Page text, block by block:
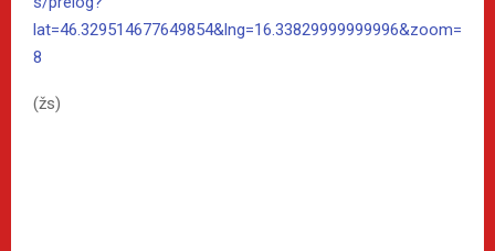
lat=46.329514677649854&lng=16.33829999999996&zoom=
8
(žs)